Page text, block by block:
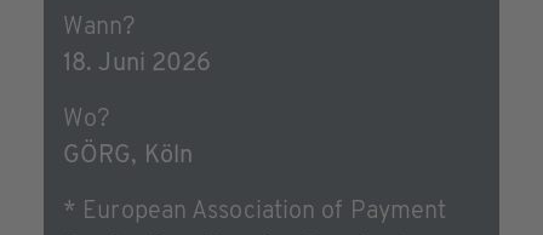
Wann?
18. Juni 2026
Wo?
GÖRG, Köln
* European Association of Payment